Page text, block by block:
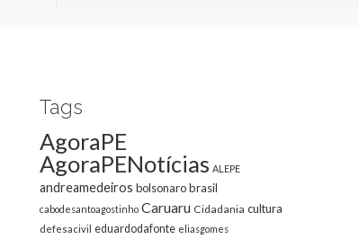
Tags
AgoraPE
AgoraPENotícias ALEPE
andreamedeiros bolsonarobrasil
cabodesantoagostinho Caruaru Cidadania cultura
defesacivil eduardodafonte eliasgomes